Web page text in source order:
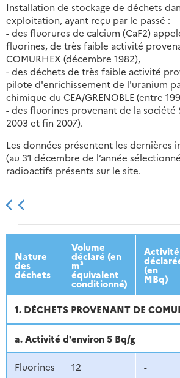
Installation de stockage de déchets
exploitation, ayant reçu par le passé :
- des fluorures de calcium (CaF2)
fluorines, de très faible activité
COMURHEX (décembre 1982),
- des déchets de très faible activité
pilote d'enrichissement de l'uranium
chimique du CEA/GRENOBLE (entre
- des fluorines provenant de la société
2003 et fin 2007).
Les données présentent les dernières
(au 31 décembre de l’année
radioactifs présents sur le site.
2013 2014
Nature
des
déchets
Volume
déclaré (en
m³
équivalent
conditionné)
Activité
(en
MBq)
1. DÉCHETS PROVENANT DE
a. Activité d'environ 5 Bq/g
Fluorines 12 -